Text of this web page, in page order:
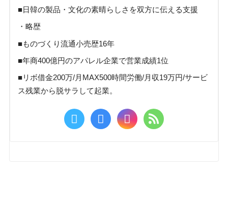
■日韓の製品・文化の素晴らしさを双方に伝える支援
・略歴
■ものづくり流通小売歴16年
■年商400億円のアパレル企業で営業成績1位
■リボ借金200万/月MAX500時間労働/月収19万円/サービ
ス残業から脱サラして起業。